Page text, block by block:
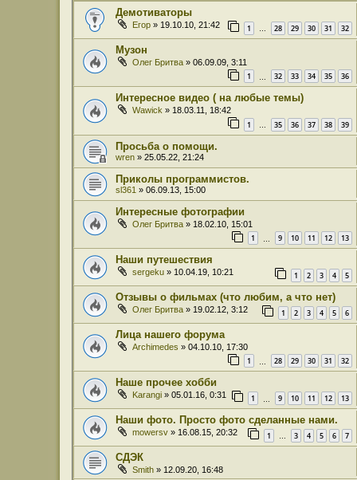
Демотиваторы
Егор » 19.10.10, 21:42 1 … 28 29 30 31 32
Музон
Олег Бритва » 06.09.09, 3:11
1 32 33 34 35 36
Интересное видео ( на любые темы)
Wawick » 18.03.11, 18:42
1 … 35 36 37 38 39
Просьба о помощи.
wren » 25.05.22, 21:24
Приколы программистов.
sl361 » 06.09.13, 15:00
Интересные фотографии
Олег Бритва » 18.02.10, 15:01
1 9 10 11 12 13
Наши путешествия
sergeku » 10.04.19, 10:21 1 2 3 4 5
Отзывы о фильмах (что любим, а что нет)
Олег Бритва » 19.02.12, 3:12 1 2 3 4 5 6
Лица нашего форума
Archimedes » 04.10.10, 17:30
1 28 29 30 31 32
Наше прочее хобби
Karangi » 05.01.16, 0:31 1 9 10 11 12 13
Наши фото. Просто фото сделанные нами.
mowersv » 16.08.15, 20:32 1 … 3 4 5 6 7
СДЭК
Smith » 12.09.20, 16:48